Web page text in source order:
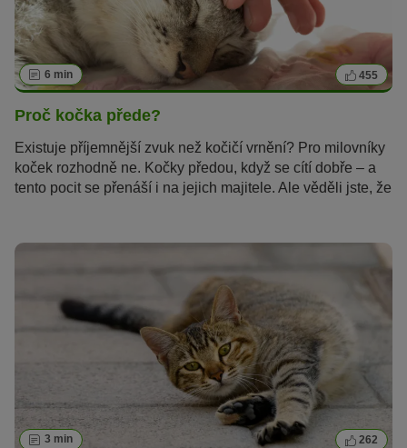
6 min 455
Proč kočka přede?
Existuje příjemnější zvuk než kočičí vrnění? Pro milovníky
koček rozhodně ne. Kočky předou, když se cítí dobře – a
tento pocit se přenáší i na jejich majitele. Ale věděli jste, že
článku.
3 min 262